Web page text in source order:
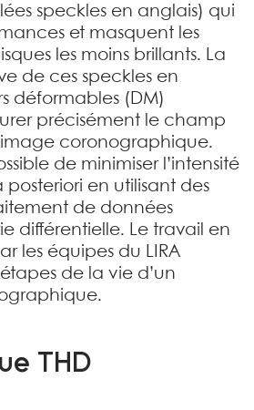
speckles en anglais) qui
et masquent les
les moins brillants. La
de ces speckles en
déformables (DM)
précisément le champ
coronographique.
de minimiser l’intensité
posteriori en utilisant des
de données
différentielle. Le travail en
les équipes du LIRA
de la vie d’un
THD